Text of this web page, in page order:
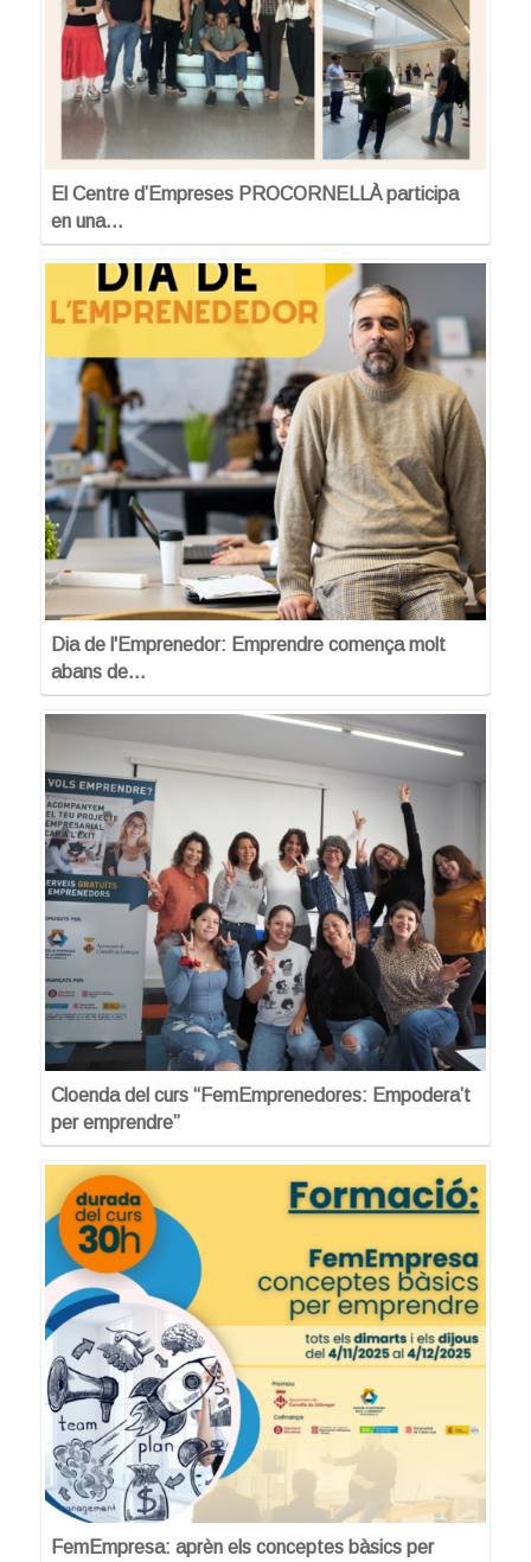
El Centre d’Empreses PROCORNELLÀ participa
en una…
Dia de l'Emprenedor: Emprendre comença molt
abans de…
Cloenda del curs “FemEmprenedores: Empodera’t
per emprendre”
FemEmpresa: aprèn els conceptes bàsics per